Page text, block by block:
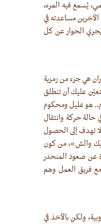
يُسمع فيه المرء،
مساعدته في
يجري الحوار عن كل
هي جزء من رمزية
يتعيّن عليك أن تنطلق
هو عليل ومحكوم
حركة وانتقال
تهدف إلى الحصول
والش»، من كون
عن صعود المنحدر
مع فريق العمل وهم
ولكن بالأخذ في